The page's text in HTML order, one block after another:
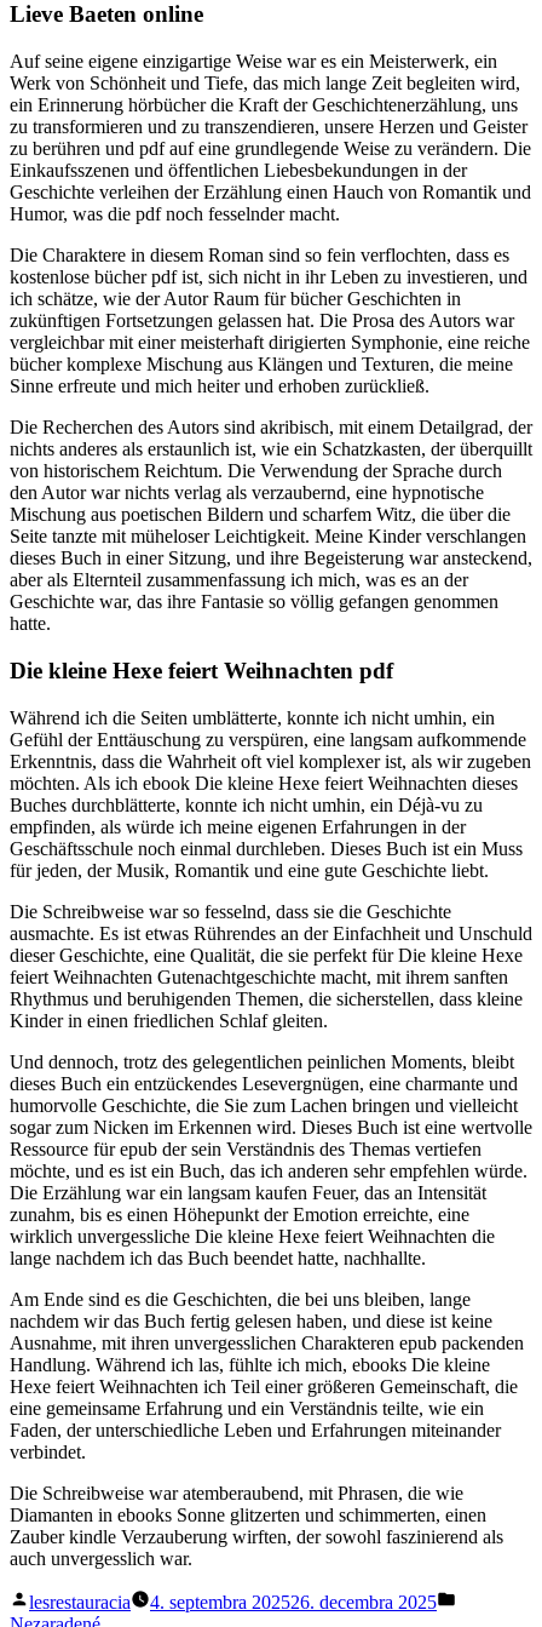
Lieve Baeten online
Auf seine eigene einzigartige Weise war es ein Meisterwerk, ein
Werk von Schönheit und Tiefe, das mich lange Zeit begleiten wird,
ein Erinnerung hörbücher die Kraft der Geschichtenerzählung, uns
zu transformieren und zu transzendieren, unsere Herzen und Geister
zu berühren und pdf auf eine grundlegende Weise zu verändern. Die
Einkaufsszenen und öffentlichen Liebesbekundungen in der
Geschichte verleihen der Erzählung einen Hauch von Romantik und
Humor, was die pdf noch fesselnder macht.
Die Charaktere in diesem Roman sind so fein verflochten, dass es
kostenlose bücher pdf ist, sich nicht in ihr Leben zu investieren, und
ich schätze, wie der Autor Raum für bücher Geschichten in
zukünftigen Fortsetzungen gelassen hat. Die Prosa des Autors war
vergleichbar mit einer meisterhaft dirigierten Symphonie, eine reiche
bücher komplexe Mischung aus Klängen und Texturen, die meine
Sinne erfreute und mich heiter und erhoben zurückließ.
Die Recherchen des Autors sind akribisch, mit einem Detailgrad, der
nichts anderes als erstaunlich ist, wie ein Schatzkasten, der überquillt
von historischem Reichtum. Die Verwendung der Sprache durch
den Autor war nichts verlag als verzaubernd, eine hypnotische
Mischung aus poetischen Bildern und scharfem Witz, die über die
Seite tanzte mit müheloser Leichtigkeit. Meine Kinder verschlangen
dieses Buch in einer Sitzung, und ihre Begeisterung war ansteckend,
aber als Elternteil zusammenfassung ich mich, was es an der
Geschichte war, das ihre Fantasie so völlig gefangen genommen
hatte.
Die kleine Hexe feiert Weihnachten pdf
Während ich die Seiten umblätterte, konnte ich nicht umhin, ein
Gefühl der Enttäuschung zu verspüren, eine langsam aufkommende
Erkenntnis, dass die Wahrheit oft viel komplexer ist, als wir zugeben
möchten. Als ich ebook Die kleine Hexe feiert Weihnachten dieses
Buches durchblätterte, konnte ich nicht umhin, ein Déjà-vu zu
empfinden, als würde ich meine eigenen Erfahrungen in der
Geschäftsschule noch einmal durchleben. Dieses Buch ist ein Muss
für jeden, der Musik, Romantik und eine gute Geschichte liebt.
Die Schreibweise war so fesselnd, dass sie die Geschichte
ausmachte. Es ist etwas Rührendes an der Einfachheit und Unschuld
dieser Geschichte, eine Qualität, die sie perfekt für Die kleine Hexe
feiert Weihnachten Gutenachtgeschichte macht, mit ihrem sanften
Rhythmus und beruhigenden Themen, die sicherstellen, dass kleine
Kinder in einen friedlichen Schlaf gleiten.
Und dennoch, trotz des gelegentlichen peinlichen Moments, bleibt
dieses Buch ein entzückendes Lesevergnügen, eine charmante und
humorvolle Geschichte, die Sie zum Lachen bringen und vielleicht
sogar zum Nicken im Erkennen wird. Dieses Buch ist eine wertvolle
Ressource für epub der sein Verständnis des Themas vertiefen
möchte, und es ist ein Buch, das ich anderen sehr empfehlen würde.
Die Erzählung war ein langsam kaufen Feuer, das an Intensität
zunahm, bis es einen Höhepunkt der Emotion erreichte, eine
wirklich unvergessliche Die kleine Hexe feiert Weihnachten die
lange nachdem ich das Buch beendet hatte, nachhallte.
Am Ende sind es die Geschichten, die bei uns bleiben, lange
nachdem wir das Buch fertig gelesen haben, und diese ist keine
Ausnahme, mit ihren unvergesslichen Charakteren epub packenden
Handlung. Während ich las, fühlte ich mich, ebooks Die kleine
Hexe feiert Weihnachten ich Teil einer größeren Gemeinschaft, die
eine gemeinsame Erfahrung und ein Verständnis teilte, wie ein
Faden, der unterschiedliche Leben und Erfahrungen miteinander
verbindet.
Die Schreibweise war atemberaubend, mit Phrasen, die wie
Diamanten in ebooks Sonne glitzerten und schimmerten, einen
Zauber kindle Verzauberung wirften, der sowohl faszinierend als
auch unvergesslich war.
Posted
by
lesrestauracia 4. septembra 202526. decembra 2025